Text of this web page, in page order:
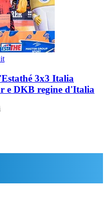
3x3 Italia
e DKB regine d'Italia